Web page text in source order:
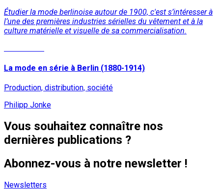
Étudier la mode berlinoise autour de 1900, c'est s’intéresser à
l’une des premières industries sérielles du vêtement et à la
culture matérielle et visuelle de sa commercialisation.
La mode en série à Berlin (1880-1914)
Production, distribution, société
Philipp Jonke
Vous souhaitez connaître nos
dernières publications ?
Abonnez-vous à notre newsletter !
Newsletters